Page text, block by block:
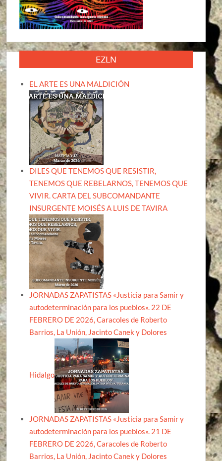
EZLN
EL ARTE ES UNA MALDICIÓN
DILES QUE TENEMOS QUE RESISTIR,
TENEMOS QUE REBELARNOS, TENEMOS QUE
VIVIR. CARTA DEL SUBCOMANDANTE
INSURGENTE MOISÉS A LUIS DE TAVIRA
JORNADAS ZAPATISTAS «Justicia para Samir y
autodeterminación para los pueblos». 22 DE
FEBRERO DE 2026, Caracoles de Roberto
Barrios, La Unión, Jacinto Canek y Dolores
Hidalgo
JORNADAS ZAPATISTAS «Justicia para Samir y
autodeterminación para los pueblos». 21 DE
FEBRERO DE 2026, Caracoles de Roberto
Barrios, La Unión, Jacinto Canek y Dolores